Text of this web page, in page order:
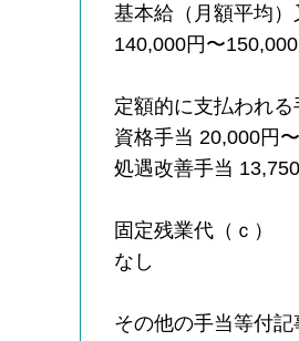
基本給（月額平均
140,000円〜
定額的に支払われる
資格手当 20,000円
処遇改善手当
固定残業代（ｃ）
なし
その他の手当等付記